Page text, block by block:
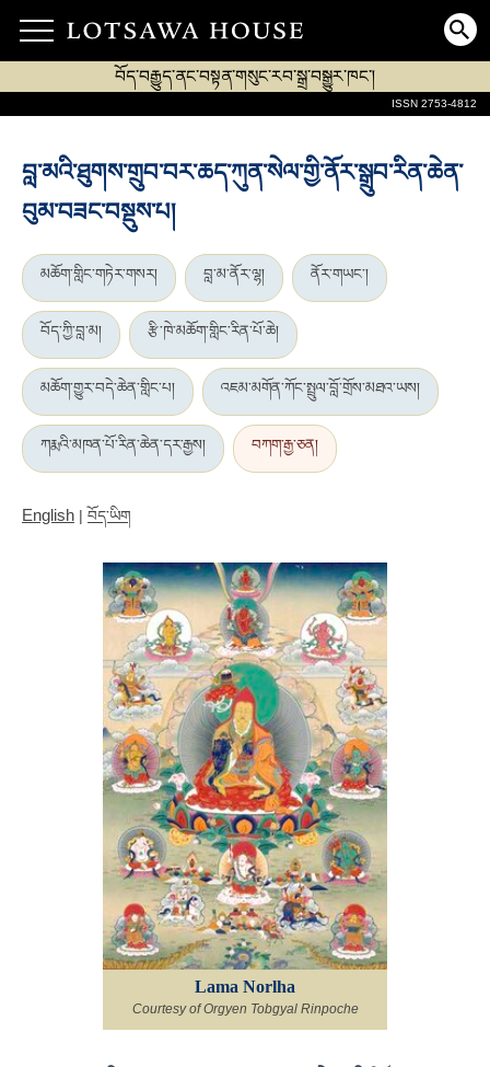
བོད་བརྒྱུད་ནང་བསྟན་གསུང་རབ་སྒྲ་བསྒྱུར་ཁང་།
ISSN 2753-4812
བླ་མའི་ཐུགས་གྲུབ་བར་ཆད་ཀུན་སེལ་གྱི་ནོར་སྒྲུབ་རིན་ཆེན་
བུམ་བཟང་བསྡུས་པ།
མཆོག་གླིང་གཏེར་གསར། བླ་མ་ནོར་ལྷ། ནོར་གཡང་།
བོད་ཀྱི་བླ་མ། རྩི་ཁེ་མཆོག་གླིང་རིན་པོ་ཆེ།
མཆོག་གྱུར་བདེ་ཆེན་གླིང་པ། འཇམ་མགོན་ཀོང་སྤྲུལ་བློ་གྲོས་མཐའ་ཡས།
ཀརྨའི་མཁན་པོ་རིན་ཆེན་དར་རྒྱས། བཀག་རྒྱ་ཅན།
English | བོད་ཡིག
Lama Norlha
Courtesy of Orgyen Tobgyal Rinpoche